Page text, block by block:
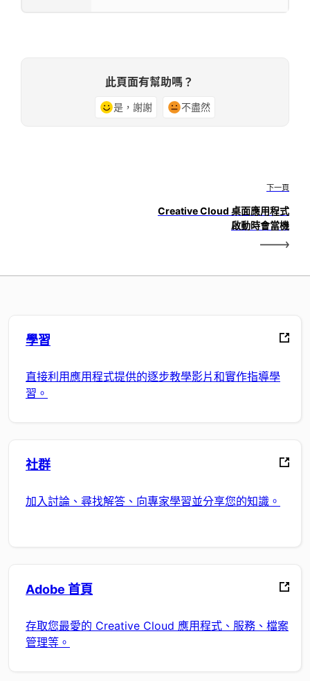
此頁面有幫助嗎？
是，謝謝 不盡然
下一頁
Creative Cloud 桌面應用程式
啟動時會當機
學習
直接利用應用程式提供的逐步教學影片和實作指導學
習。
社群
加入討論、尋找解答、向專家學習並分享您的知識。
Adobe 首頁
存取您最愛的 Creative Cloud 應用程式、服務、檔案
管理等。